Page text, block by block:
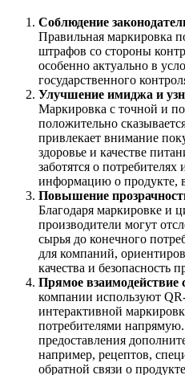
Соблюдение
Правильная маркировка
штрафов со стороны
особенно актуально в
государственного
Улучшение имиджа и
Маркировка с точной и
положительно
привлекает внимание
здоровье и качестве
заботятся о
информацию о продукте,
Повышение
Благодаря маркировке и
производители могут
сырья до конечного
для компаний,
качества и безопасность
Прямое взаимодействие
компании используют
интерактивной
потребителями
предоставления
например, рецептов,
обратной связи о